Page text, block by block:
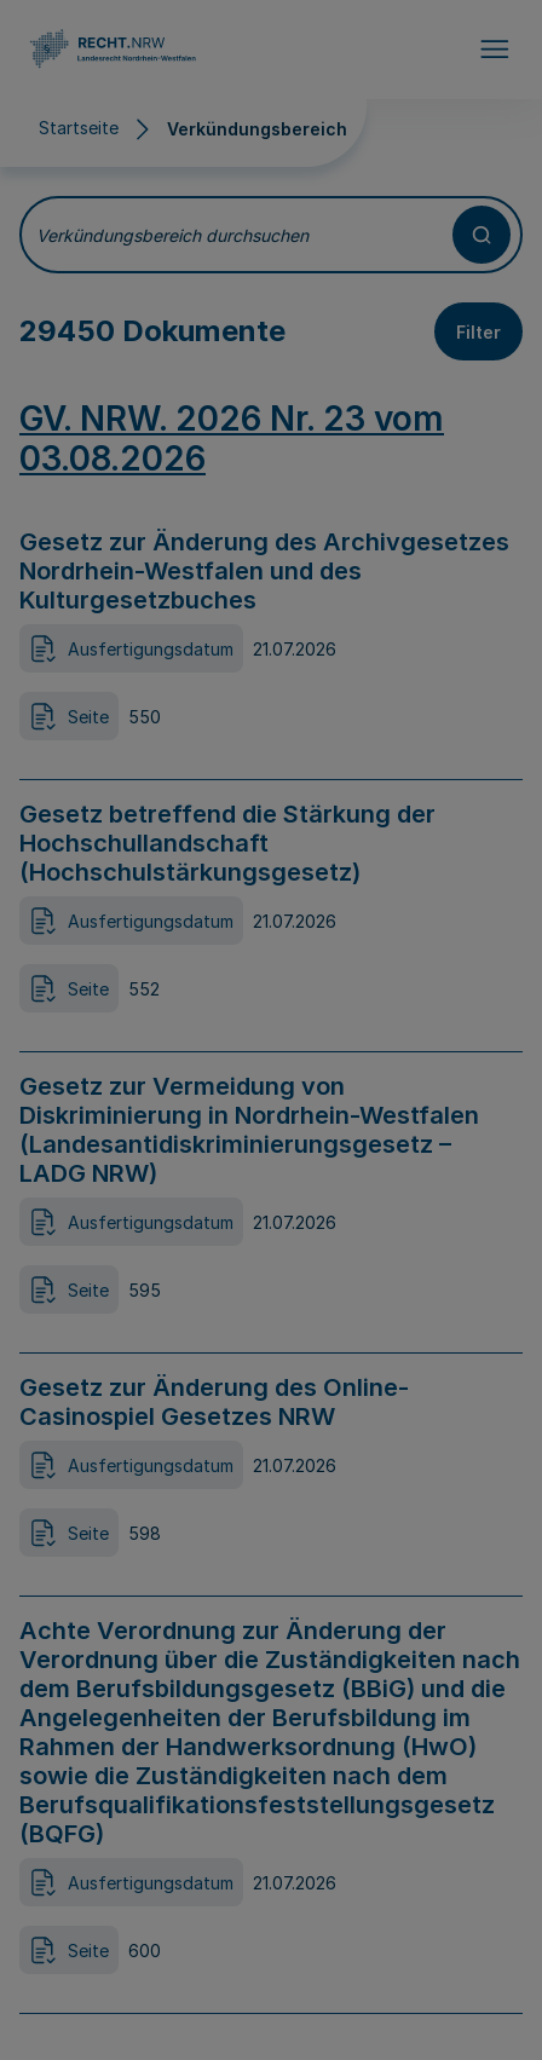
Startseite Verkündungsbereich
Verkündungsbereich
Verkündungsbereich durchsuchen
29450 Dokumente Filter
GV. NRW. 2026 Nr. 23 vom
03.08.2026
Gesetz zur Änderung des Archivgesetzes
Nordrhein-Westfalen und des
Kulturgesetzbuches
Ausfertigungsdatum 21.07.2026
Seite 550
Gesetz betreffend die Stärkung der
Hochschullandschaft
(Hochschulstärkungsgesetz)
Ausfertigungsdatum 21.07.2026
Seite 552
Gesetz zur Vermeidung von
Diskriminierung in Nordrhein-Westfalen
(Landesantidiskriminierungsgesetz –
LADG NRW)
Ausfertigungsdatum 21.07.2026
Seite 595
Gesetz zur Änderung des Online-
Casinospiel Gesetzes NRW
Ausfertigungsdatum 21.07.2026
Seite 598
Achte Verordnung zur Änderung der
Verordnung über die Zuständigkeiten nach
dem Berufsbildungsgesetz (BBiG) und die
Angelegenheiten der Berufsbildung im
Rahmen der Handwerksordnung (HwO)
sowie die Zuständigkeiten nach dem
Berufsqualifikationsfeststellungsgesetz
(BQFG)
Ausfertigungsdatum 21.07.2026
Seite 600